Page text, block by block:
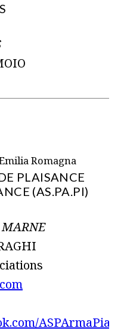
Romagna
PLAISANCE
(AS.PA.PI)